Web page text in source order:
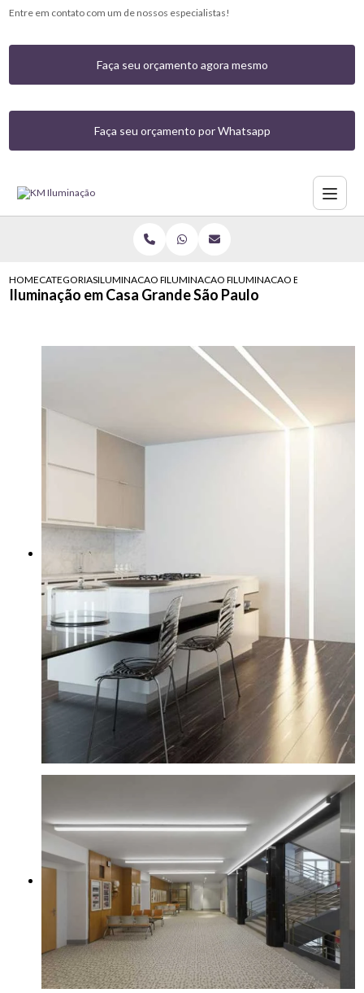
Entre em contato com um de nossos especialistas!
Faça seu orçamento agora mesmo
Faça seu orçamento por Whatsapp
HOMECATEGORIASILUMINACAO PARA CASASILUMINACAO PARA FRENTE DE CASAS
ILUMINACAO EM CASA
Iluminação em Casa Grande São Paulo